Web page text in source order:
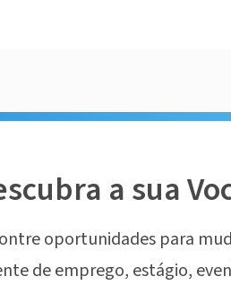
a sua
oportunidades para
de emprego, estágio,